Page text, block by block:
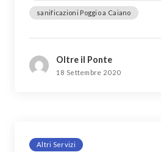
sanificazioni Poggio a Caiano
Oltre il Ponte
18 Settembre 2020
Altri Servizi